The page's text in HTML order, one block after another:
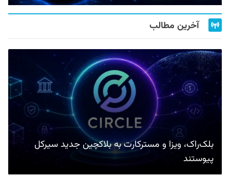
آخرین مطالب
بلک‌راک، ویزا و مسترکارت به بلاکچین جدید سیرکل
پیوستند